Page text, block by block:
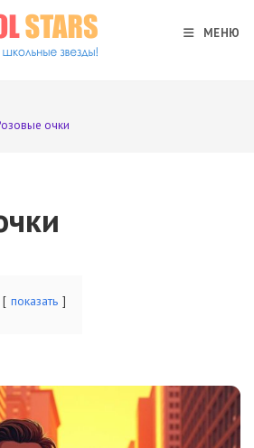
МЕНЮ
очки
показать